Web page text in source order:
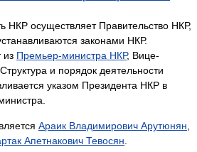
НКР осуществляет Правительство НКР,
законами НКР.
из Премьер-министра НКР, Вице-
и порядок деятельности
указом Президента НКР в
Араик Владимирович Арутюнян
Апетнакович Тевосян